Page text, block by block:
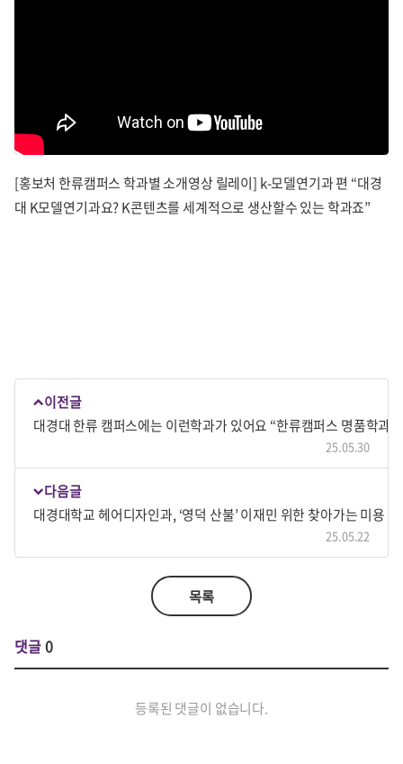
[홍보처 한류캠퍼스 학과별 소개영상 릴레이] k-모델연기과 편 “대경
대 K모델연기과요? K콘텐츠를 세계적으로 생산할수 있는 학과죠”
이전글
대경대 한류 캠퍼스에는 이런학과가 있어요 “한류캠퍼스 명품학과”
25.05.30
다음글
대경대학교 헤어디자인과, ‘영덕 산불’ 이재민 위한 찾아가는 미용
25.05.22
목록
댓글0
등록된 댓글이 없습니다.